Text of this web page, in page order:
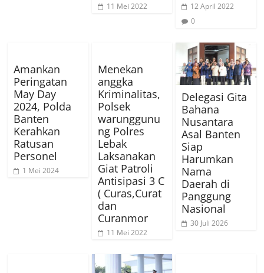
11 Mei 2022
12 April 2022
0
Amankan
Peringatan
May Day
2024, Polda
Banten
Kerahkan
Ratusan
Personel
1 Mei 2024
Menekan
anggka
Kriminalitas,
Polsek
warunggunu
ng Polres
Lebak
Laksanakan
Giat Patroli
Antisipasi 3 C
( Curas,Curat
dan
Curanmor
11 Mei 2022
Delegasi Gita
Bahana
Nusantara
Asal Banten
Siap
Harumkan
Nama
Daerah di
Panggung
Nasional
30 Juli 2026